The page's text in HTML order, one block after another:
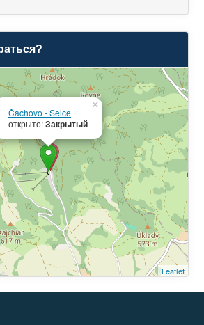
Čachovo - Selce
открыто:Закрытый
×
Leaflet